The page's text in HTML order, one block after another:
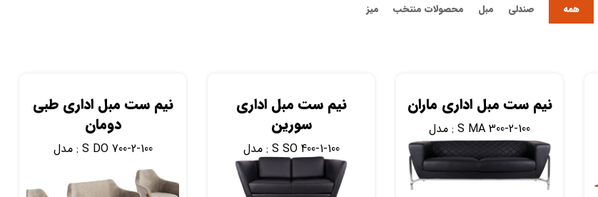
همه صندلی مبل محصولات منتخب میز
نیم ست مبل اداری ماران
مدل : S MA 300-2-100
نیم ست مبل اداری
سورین
مدل : S SO 400-1-100
نیم ست مبل اداری طبی
دومان
مدل : S DO 700-2-100